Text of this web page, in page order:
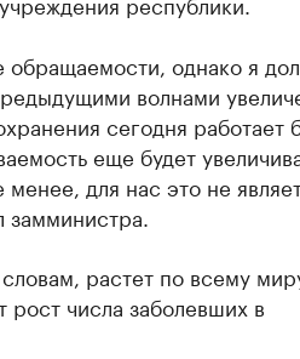
однако я
волнами
сегодня работает
еще будет
для нас это не
растет по всему
рост числа заболевших в